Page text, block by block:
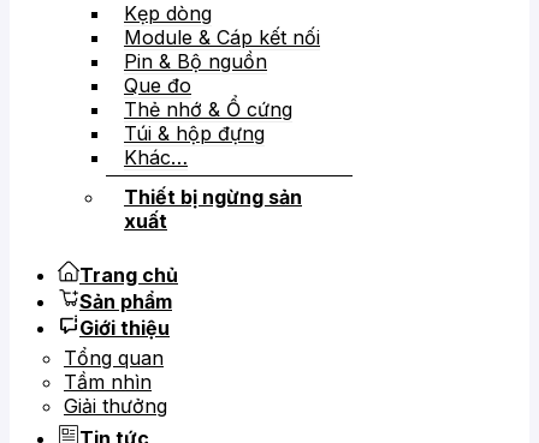
Kẹp dòng
Module & Cáp kết nối
Pin & Bộ nguồn
Que đo
Thẻ nhớ & Ổ cứng
Túi & hộp đựng
Khác…
Thiết bị ngừng sản
xuất
Trang chủ
Sản phẩm
Giới thiệu
Tổng quan
Tầm nhìn
Giải thưởng
Tin tức